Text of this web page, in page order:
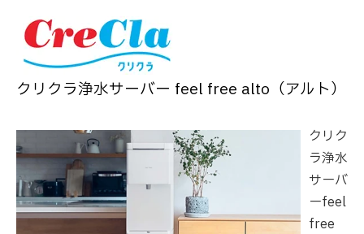
クリクラ浄水サーバー feel free alto（アルト）
クリク
ラ浄水
サーバ
ーfeel
free